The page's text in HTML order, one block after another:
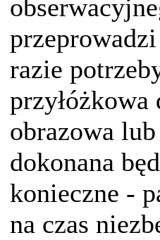
razie
obrazowa
dokonana
konieczne -
na czas